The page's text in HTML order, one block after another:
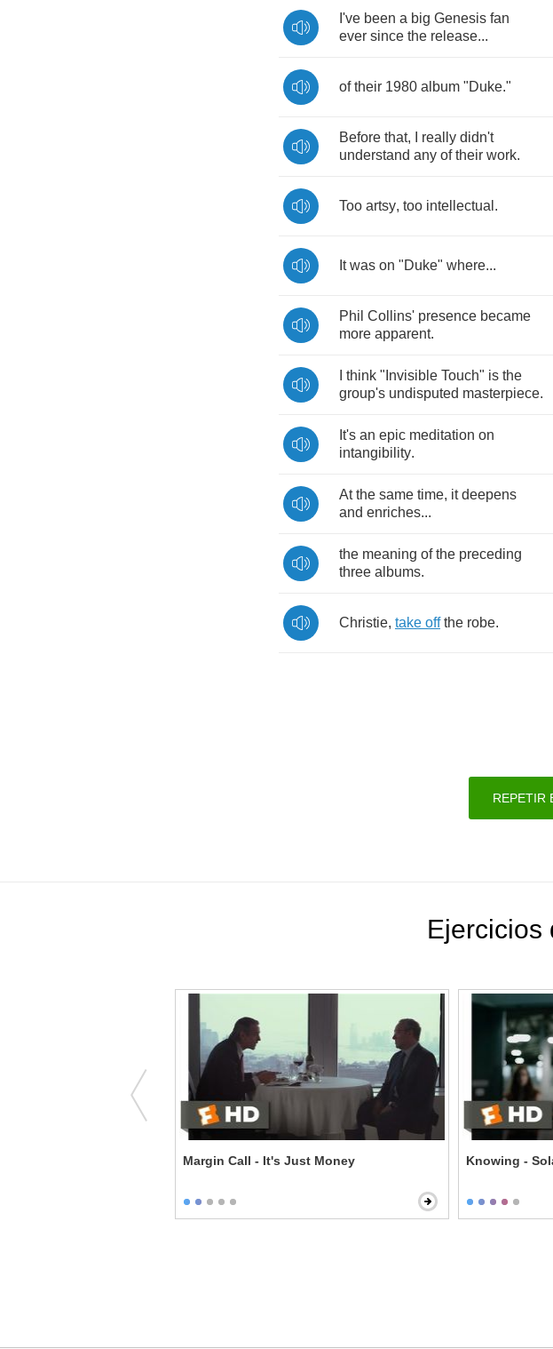
I've been a big Genesis fan
ever since the release...
of their 1980 album "Duke."
Before that, really didn't
understand any of their work.
Too artsy, too intellectual .
It was on "Duke" where...
Phil Collins' presence became
more apparent.
think " Invisible Touch" is the
group's undisputed masterpiece.
It's an epic meditation on
intangibility.
At the same time, it deepens
and enriches...
the meaning of the preceding
three albums.
Christie, take off the robe.
REPETIR
Ejercicios
Margin Call - It's Just Money Knowing -